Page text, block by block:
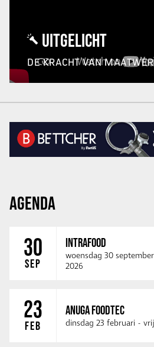
UITGELICHT
DE KRACHT VAN
AGENDA
30
SEP
INTRAFOOD
woensdag 30 september
2026
23
FEB
ANUGA FOODTEC
dinsdag 23 februari -